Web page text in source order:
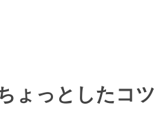
ょっとしたコツ